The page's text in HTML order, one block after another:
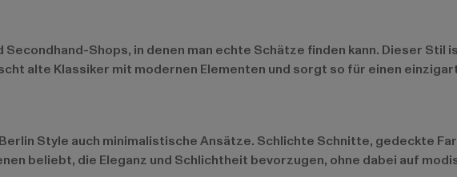
Shops, in denen man echte Schätze finden kann. Dieser
alte Klassiker mit modernen Elementen und sorgt so für einen
Style auch minimalistische Ansätze. Schlichte Schnitte, gedeckte
beliebt, die Eleganz und Schlichtheit bevorzugen, ohne dabei auf